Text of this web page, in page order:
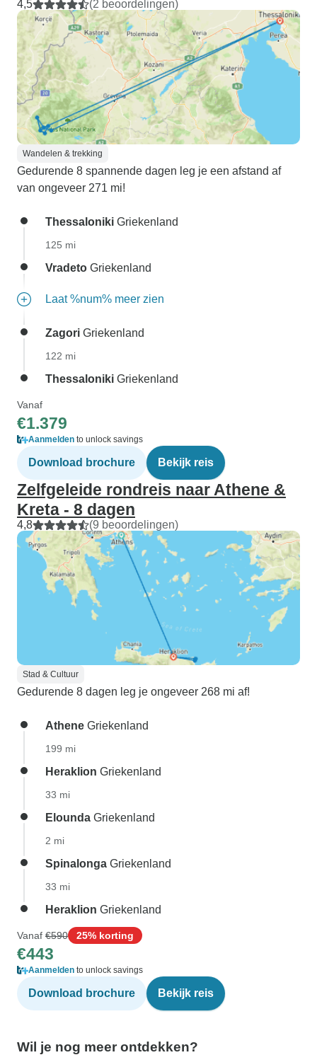
4,5 (2 beoordelingen)
Wandelen & trekking
Gedurende 8 spannende dagen leg je een afstand af
van ongeveer 271 mi!
Thessaloniki Griekenland
125 mi
Vradeto Griekenland
Laat %num% meer zien
Zagori Griekenland
122 mi
Thessaloniki Griekenland
Vanaf
€1.379
Aanmelden to unlock savings
Download brochure Bekijk reis
Zelfgeleide rondreis naar Athene &
Kreta - 8 dagen
4,8 (9 beoordelingen)
Stad & Cultuur
Gedurende 8 dagen leg je ongeveer 268 mi af!
Athene Griekenland
199 mi
Heraklion Griekenland
33 mi
Elounda Griekenland
2 mi
Spinalonga Griekenland
33 mi
Heraklion Griekenland
Vanaf €590 25% korting
€443
Aanmelden to unlock savings
Download brochure Bekijk reis
Wil je nog meer ontdekken?